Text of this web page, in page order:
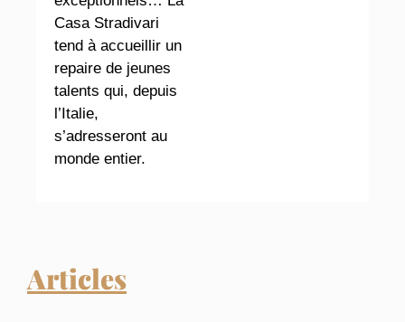
Casa Stradivari
tend à accueillir un
repaire de jeunes
talents qui, depuis
l’Italie,
s’adresseront au
monde entier.
Articles